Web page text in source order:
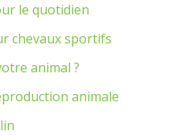
le quotidien
chevaux sportifs
animal ?
animale